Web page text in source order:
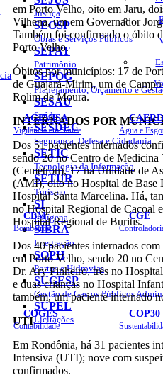
AGEVISA
Vigilância em Saúde Água e
CBM
Bombeiros
CGE
COGES
Contabilidade
COP30
Justiça
SEOSP
Obras e Serviços Públicos
SEPAT
Patrimônio
SEPOG
Planejamento, Orçamento e
SESAU
Saúde
SESDEC
Segurança, Defesa e Cidadania
SETIC
Tecnologia da Informação
SETUR
Turismo
SI
Indígena
SIBRA
Integração
SOPH
Portos e Hidrovias
SUGESP
Gestão de Gastos Públicos
SUPEL
Licitações
em Porto Velho, oito em Jaru,
Vilhena, um em Governador
Também foi confirmado o óbito
Porto Velho.
Óbitos por municípios: 17 de
de Guajará-Mirim, um de
Rolim de Moura.
INTERNADOS POR
Dos 51 pacientes internados
sendo 20 no Centro de
(Cemetron), 17 na Unidade de
(AMI), oito no Hospital de Base
Hospital Santa Marcelina. Há,
no Hospital Regional de Cacoal
Hospital Regional de Buritis.
Dos 40 pacientes internados
em Porto Velho, sendo 20 no
Dr. Ary Pinheiro, três no
e duas crianças no Hospital
também, um paciente internado
UTI
Em Rondônia, há 31 pacientes
Intensiva (UTI); nove com
confirmados.